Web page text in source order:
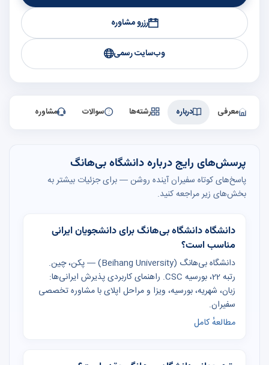
رزرو مشاوره
وب‌سایت رسمی
معرفی درباره رشته‌ها سوالات مشاوره
پرسش‌های رایج درباره دانشگاه بی‌هانگ
پاسخ‌های کوتاه سفیران آینده روشن — برای جزئیات بیشتر به
بخش‌های زیر مراجعه کنید.
دانشگاه دانشگاه بی‌هانگ برای دانشجویان ایرانی
مناسب است؟
دانشگاه بی‌هانگ (Beihang University) — پکن، چین.
رتبه 22، بورسیه CSC. راهنمای کاربردی پذیرش ایرانی‌ها:
زبان، شهریه، بورسیه، ویزا و مراحل اپلای با مشاوره تخصصی
سفیران.
مطالعهٔ کامل